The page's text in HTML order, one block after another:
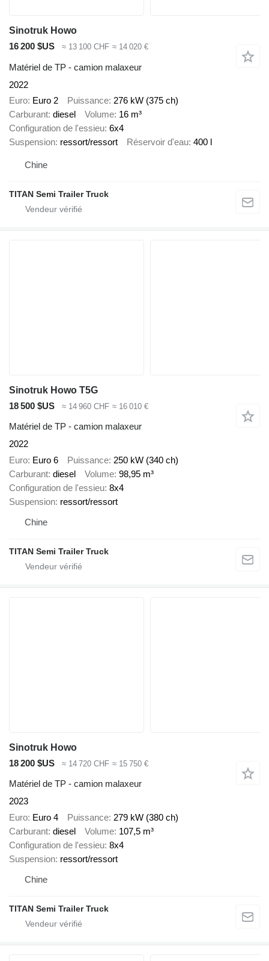
Sinotruk Howo
16 200 $US
≈ 13 100 CHF ≈ 14 020 €
Matériel de TP - camion malaxeur
2022
Euro Euro 2 Puissance 276 kW (375 ch)
Carburant diesel Volume 16 m³
Configuration de l'essieu 6x4
Suspension ressort/ressort Réservoir d'eau 400 l
Chine
TITAN Semi Trailer Truck
Sinotruk Howo T5G
18 500 $US
≈ 14 960 CHF ≈ 16 010 €
Matériel de TP - camion malaxeur
2022
Euro Euro 6 Puissance 250 kW (340 ch)
Carburant diesel Volume 98,95 m³
Configuration de l'essieu 8x4
Suspension ressort/ressort
Chine
TITAN Semi Trailer Truck
Sinotruk Howo
18 200 $US
≈ 14 720 CHF ≈ 15 750 €
Matériel de TP - camion malaxeur
2023
Euro Euro 4 Puissance 279 kW (380 ch)
Carburant diesel Volume 107,5 m³
Configuration de l'essieu 8x4
Suspension ressort/ressort
Chine
TITAN Semi Trailer Truck